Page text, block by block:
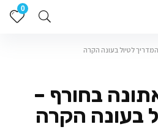
0
לטיול בעונה הקרה
בחורף –
בעונה הקרה